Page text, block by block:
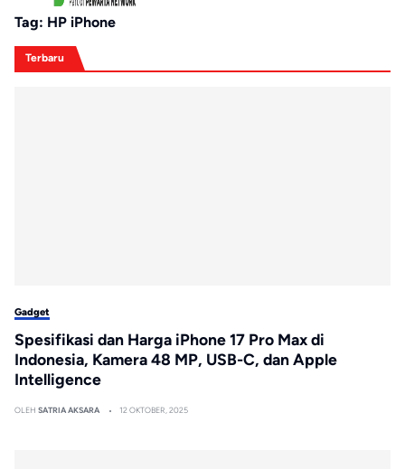
Tag: HP iPhone
Terbaru
Gadget
Spesifikasi dan Harga iPhone 17 Pro Max di
Indonesia, Kamera 48 MP, USB-C, dan Apple
Intelligence
OLEH SATRIA AKSARA 12 OKTOBER, 2025